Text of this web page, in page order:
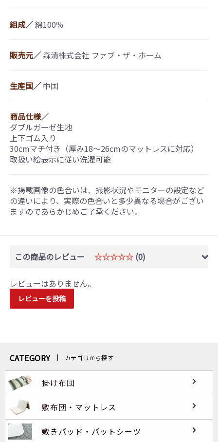
組成／綿100％
販売元／ 森清株式会社 ファブ・ザ・ホーム
生産国／ 中国
商品仕様／
ダブルガーゼ生地
上下ゴム入り
30cmマチ付き（厚み18〜26cmのマットレスに対応）
取扱い絵表示に従い洗濯可能
※掲載画像の色合いは、撮影状況やモニターの設定など
の違いにより、実際の色合いと多少異なる場合がござい
ますのであらかじめご了承ください。
この商品のレビュー ☆☆☆☆☆ (0)
レビューはありません。
レビューを投稿
CATEGORY カテゴリから探す
掛け布団
敷布団・マットレス
敷きパッド・パットシーツ